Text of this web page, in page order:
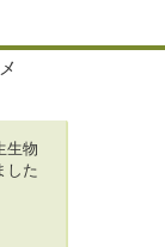
生物
した